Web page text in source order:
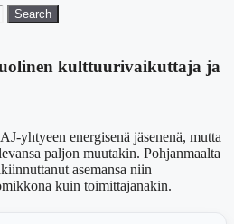
Search
kulttuurivaikuttaja ja
yhtyeen energisenä jäsenenä, mutta
paljon muutakin. Pohjanmaalta
asemansa niin
kuin toimittajanakin.